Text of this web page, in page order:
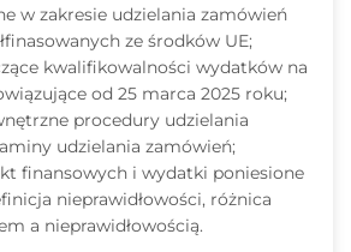
w zakresie udzielania zamówień
ze środków UE;
kwalifikowalności wydatków na
od 25 marca 2025 roku;
procedury udzielania
udzielania zamówień;
finansowych i wydatki poniesione
nieprawidłowości, różnica
a nieprawidłowością.